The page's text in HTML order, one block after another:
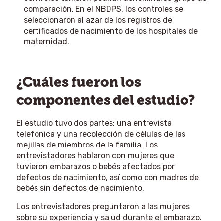
comparación. En el NBDPS, los controles se
seleccionaron al azar de los registros de
certificados de nacimiento de los hospitales de
maternidad.
¿Cuáles fueron los
componentes del estudio?
El estudio tuvo dos partes: una entrevista
telefónica y una recolección de células de las
mejillas de miembros de la familia. Los
entrevistadores hablaron con mujeres que
tuvieron embarazos o bebés afectados por
defectos de nacimiento, así como con madres de
bebés sin defectos de nacimiento.
Los entrevistadores preguntaron a las mujeres
sobre su experiencia y salud durante el embarazo.